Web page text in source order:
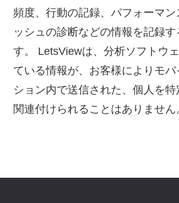
頻度、行動の記録、パフォーマン
ッシュの診断などの情報を記録す
す。 LetsViewは、分析ソフトウ
ている情報が、お客様によりモ
ション内で送信された、個人を特
関連付けられることはありません